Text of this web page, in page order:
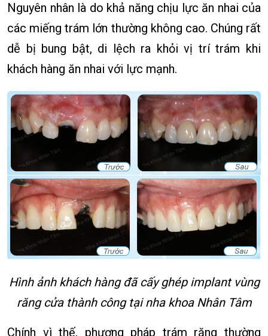
Nguyên nhân là do khả năng chịu lực ăn nhai của
các miếng trám lớn thường không cao. Chúng rất
dễ bị bung bật, di lệch ra khỏi vị trí trám khi
khách hàng ăn nhai với lực mạnh.
Hình ảnh khách hàng đã cấy ghép implant vùng
răng cửa thành công tại nha khoa Nhân Tâm
Chính vì thế, phương pháp trám răng thường